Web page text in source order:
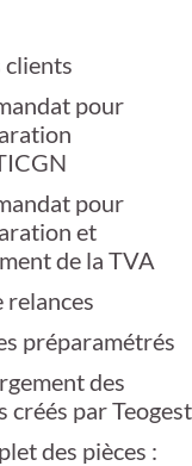
clients
pour
pour
et
de la TVA
relances
préparamétrés
des
créés par Teogest
des pièces :